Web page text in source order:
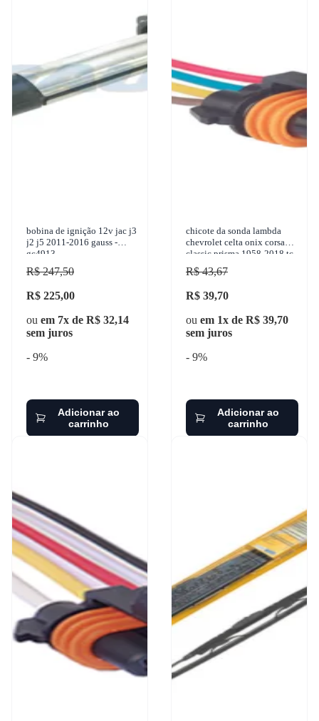
bobina de ignição 12v jac j3
j2 j5 2011-2016 gauss -
gc4913
R$ 247,50
R$ 225,00
ou em 7x de R$ 32,14
sem juros
- 9%
Adicionar ao
carrinho
chicote da sonda lambda
chevrolet celta onix corsa
classic prisma 1958-2018 tc
instal - tc 104.1513
R$ 43,67
R$ 39,70
ou em 1x de R$ 39,70
sem juros
- 9%
Adicionar ao
carrinho